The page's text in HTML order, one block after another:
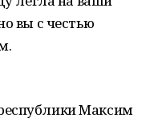
вы с честью
Максим